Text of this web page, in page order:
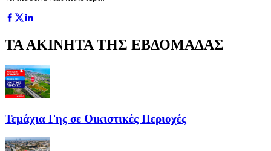
ΤΑ ΑΚΙΝΗΤΑ ΤΗΣ ΕΒΔΟΜΑΔΑΣ
Τεμάχια Γης σε Οικιστικές Περιοχές